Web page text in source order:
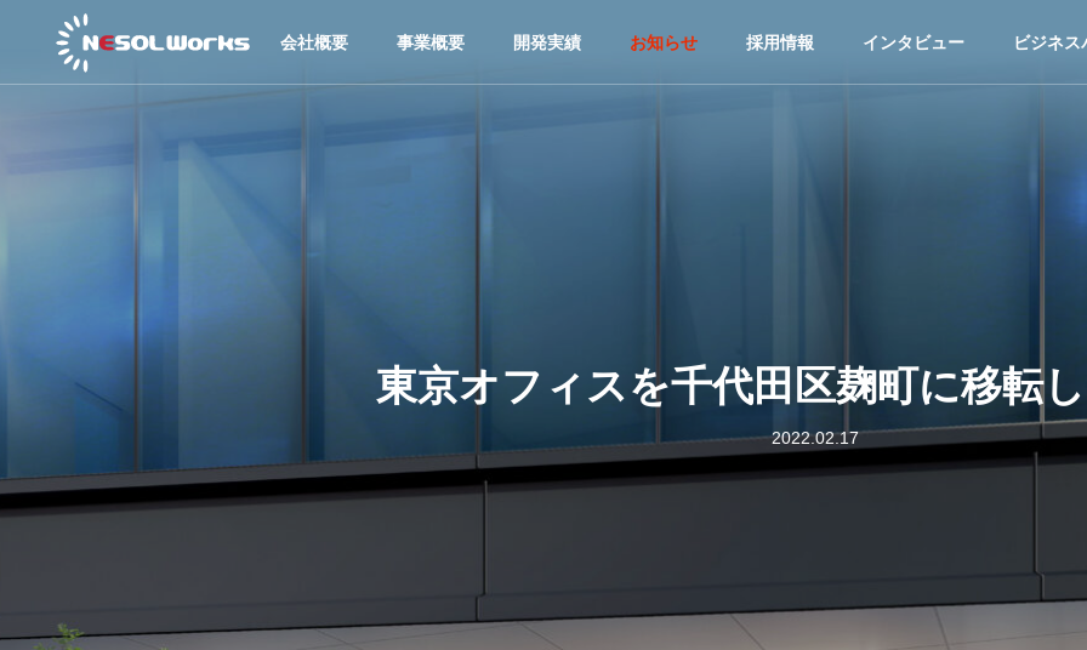
会社概要 事業概要 開発実績 お知らせ 採用情報 インタビュー ビジネス
東京オフィスを千代田区麹町に移転
2022.02.17